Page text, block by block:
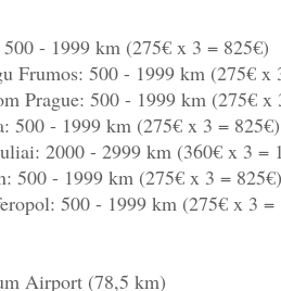
- 1999 km (275€ x 3 = 825€)
Frumos: 500 - 1999 km (275€ x
Prague: 500 - 1999 km (275€ x
500 - 1999 km (275€ x 3 = 825€)
2000 - 2999 km (360€ x 3 =
500 - 1999 km (275€ x 3 = 825€)
500 - 1999 km (275€ x 3 =
Airport (78,5 km)